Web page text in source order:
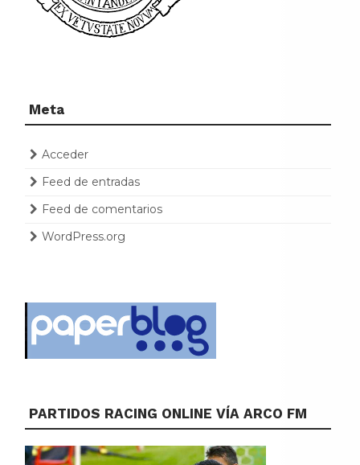
Meta
Acceder
Feed de entradas
Feed de comentarios
WordPress.org
PARTIDOS RACING ONLINE VÍA ARCO FM